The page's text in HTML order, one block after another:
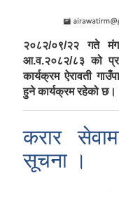
२०८२/०९/२२ गते
आ.व.२०८२/८३ को
कार्यक्रम ऐरावती
हुने कार्यक्रम रहेको छ।
करार
सूचना ।